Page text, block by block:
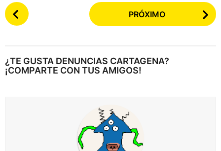
P
o
e
a
PRÓXIMO
¿TE GUSTA DENUNCIAS CARTAGENA?
¡COMPARTE CON TUS AMIGOS!